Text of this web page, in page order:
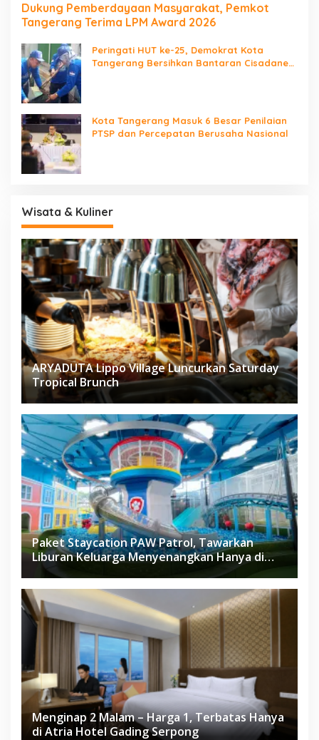
Dukung Pemberdayaan Masyarakat, Pemkot
Tangerang Terima LPM Award 2026
Peringati HUT ke-25, Demokrat Kota
Tangerang Bersihkan Bantaran Cisadane
Kota Tangerang Masuk 6 Besar Penilaian
PTSP dan Percepatan Berusaha Nasional
Wisata & Kuliner
ARYADUTA Lippo Village Luncurkan Saturday
Tropical Brunch
Paket Staycation PAW Patrol, Tawarkan
Liburan Keluarga Menyenangkan Hanya di
Herloom Hotel BSD
Menginap 2 Malam – Harga 1, Terbatas Hanya
di Atria Hotel Gading Serpong